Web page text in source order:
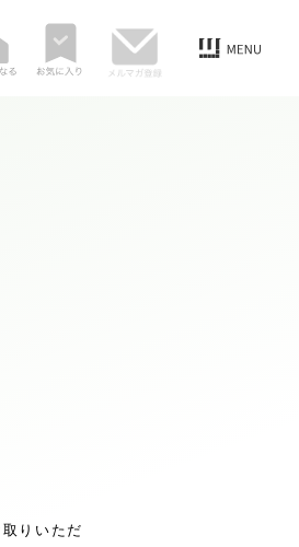
りいただ